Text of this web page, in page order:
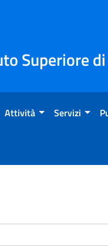
Superiore
Attività Servizi
-